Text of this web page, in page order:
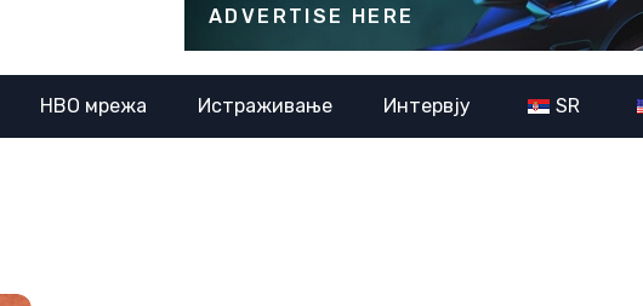
ADVERTISE HERE
НВО мрежа Истраживање Интервју SR